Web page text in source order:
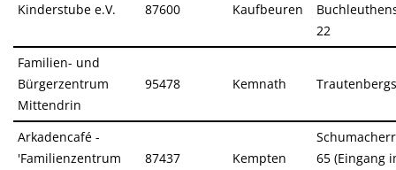
Kinderstube e.V. 87600 Kaufbeuren
22
Familien- und
Bürgerzentrum
Mittendrin
95478 Kemnath
Arkadencafé -
'Familienzentrum
87437 Kempten
65 (Eingang